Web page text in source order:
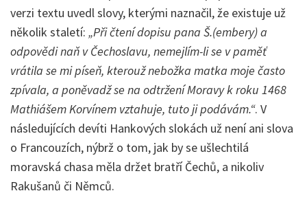
verzi textu uvedl slovy, kterými naznačil, že existuje už
několik staletí: „Při čtení dopisu pana Š.(embery) a
odpovědi naň v Čechoslavu, nemejlím-li se v paměť
vrátila se mi píseň, kterouž nebožka matka moje často
zpívala, a poněvadž se na odtržení Moravy k roku 1468
Mathiášem Korvínem vztahuje, tuto ji podávám.“. V
následujících devíti Hankových slokách už není ani slova
o Francouzích, nýbrž o tom, jak by se ušlechtilá
moravská chasa měla držet bratří Čechů, a nikoliv
Rakušanů či Němců.